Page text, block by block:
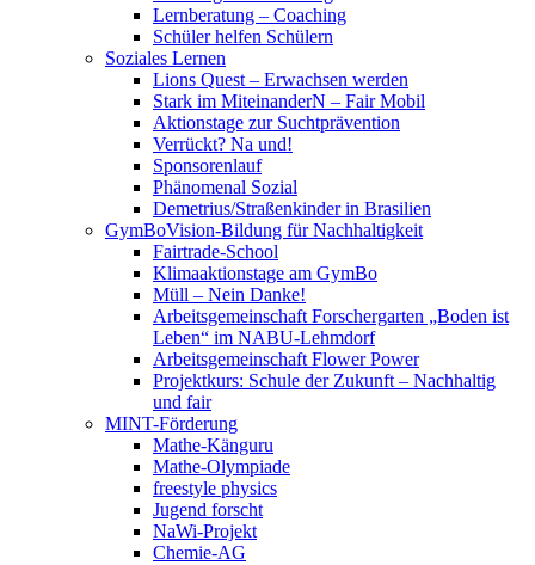
Lernberatung – Coaching
Schüler helfen Schülern
Soziales Lernen
Lions Quest – Erwachsen werden
Stark im MiteinanderN – Fair Mobil
Aktionstage zur Suchtprävention
Verrückt? Na und!
Sponsorenlauf
Phänomenal Sozial
Demetrius/Straßenkinder in Brasilien
GymBoVision-Bildung für Nachhaltigkeit
Fairtrade-School
Klimaaktionstage am GymBo
Müll – Nein Danke!
Arbeitsgemeinschaft Forschergarten „Boden ist
Leben“ im NABU-Lehmdorf
Arbeitsgemeinschaft Flower Power
Projektkurs: Schule der Zukunft – Nachhaltig
und fair
MINT-Förderung
Mathe-Känguru
Mathe-Olympiade
freestyle physics
Jugend forscht
NaWi-Projekt
Chemie-AG